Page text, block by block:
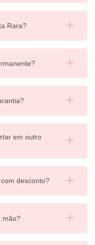
Rara?
em outro
desconto?
mão?